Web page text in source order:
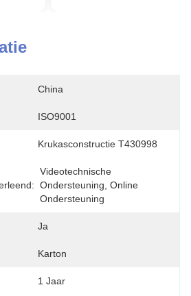
China
ISO9001
Krukasconstructie T430998
Videotechnische
Ondersteuning, Online
Ondersteuning
Ja
Karton
1 Jaar